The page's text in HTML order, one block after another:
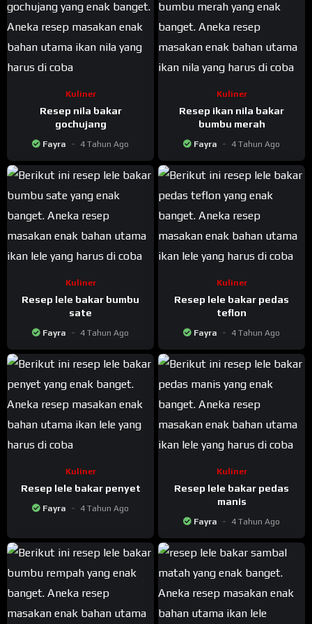
Kuliner
Resep nila bakar
gochujang
Fayra 4 Tahun Ago
Kuliner
Resep ikan nila bakar
bumbu merah
Fayra 4 Tahun Ago
Kuliner
Resep lele bakar bumbu
sate
Fayra 4 Tahun Ago
Kuliner
Resep lele bakar pedas
teflon
Fayra 4 Tahun Ago
Kuliner
Resep lele bakar penyet
Fayra 4 Tahun Ago
Kuliner
Resep lele bakar pedas
manis
Fayra 4 Tahun Ago